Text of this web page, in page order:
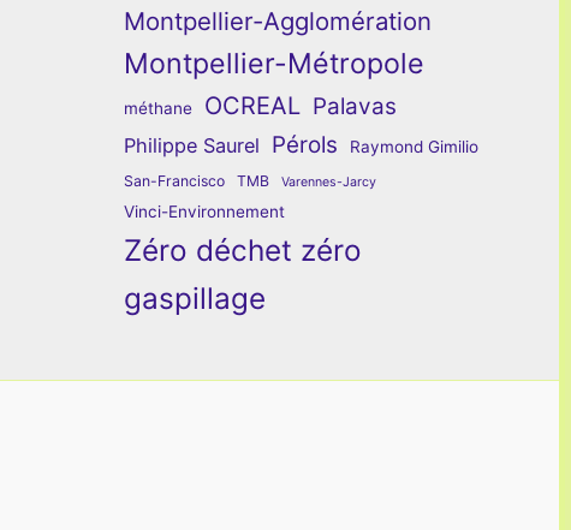
Montpellier-Agglomération
Montpellier-Métropole
méthane OCREAL Palavas
Philippe Saurel Pérols Raymond Gimilio
San-Francisco TMB Varennes-Jarcy
Vinci-Environnement
Zéro déchet zéro
gaspillage